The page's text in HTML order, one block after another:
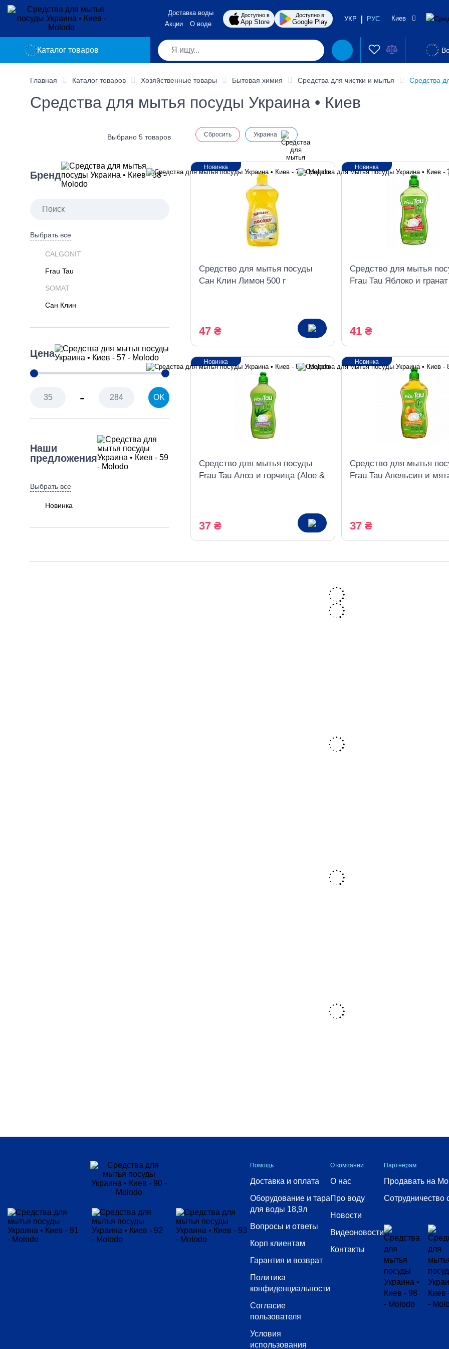
Доставка воды
Акции
О воде
Доступно в
App Store
Доступно в
Google Play УКР РУС Киев
Каталог товаров
Главная Каталог товаров Хозяйственные товары Бытовая химия Средства для чистки и мытья Средства
Средства для мытья посуды Украина • Киев
Цена
- OK
Бренд
Выбрать все
CALGONIT
Frau Tau
SOMAT
Сан Клин
Наши
предложения
Выбрать все
Новинка
Страна-
Выбрано 5 товаров Сбросить Украина
Средство для мытья посуды
Сан Клин Лимон 500 г
47 ₴
Новинка
Средство для мытья
Frau Tau Яблоко и
41 ₴
Новинка
Средство для мытья посуды
Frau Tau Алоэ и горчица (Aloe &
37 ₴
Новинка
Средство для мытья
Frau Tau Апельсин и
37 ₴
Новинка
Помощь
Доставка и оплата
Оборудование и тара
для воды 18,9л
Вопросы и ответы
Корп клиентам
Гарантия и возврат
Политика
конфиденциальности
Согласие
пользователя
Условия
использования
О компании
О нас
Про воду
Новости
Видеоновости
Контакты
Партнерам
Продавать на
Сотрудничество